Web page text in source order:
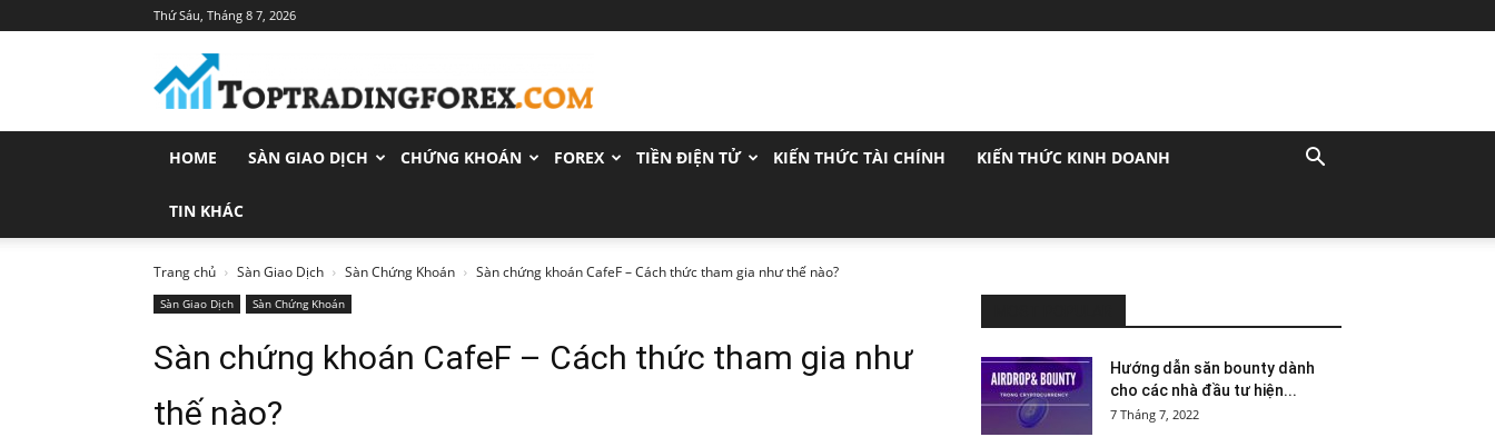
Thứ Sáu, Tháng 8 7, 2026
Trang
Tin
Tức
Đầu
HOME SÀN GIAO DỊCH CHỨNG KHOÁN FOREX TIỀN ĐIỆN TỬ KIẾN THỨC TÀI CHÍNH KIẾN THỨC KINH DOANH
TIN KHÁC
Trang chủ Sàn Giao Dịch Sàn Chứng Khoán Sàn chứng khoán CafeF – Cách thức tham gia như thế nào?
Sàn Giao Dịch Sàn Chứng Khoán
Sàn chứng khoán CafeF – Cách thức tham gia như
thế nào?
Hướng dẫn săn bounty dành
cho các nhà đầu tư hiện...
7 Tháng 7, 2022